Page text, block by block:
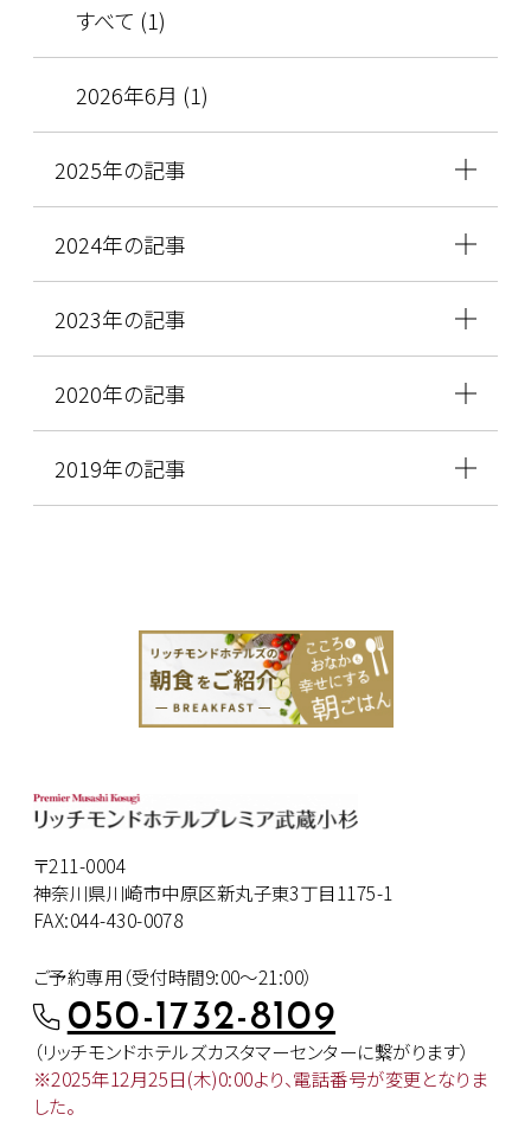
すべて (1)
2026年6月 (1)
2025年の記事
2024年の記事
2023年の記事
2020年の記事
2019年の記事
〒211-0004
神奈川県川崎市中原区新丸子東3丁目1175-1
FAX:044-430-0078
ご予約専用（受付時間9:00～21:00）
050-1732-8109
（リッチモンドホテルズカスタマーセンターに繋がります）
※2025年12月25日(木)0:00より、電話番号が変更となりま
した。